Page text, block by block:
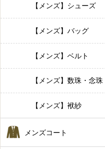
【メンズ】シューズ
【メンズ】バッグ
【メンズ】ベルト
【メンズ】数珠・念珠
【メンズ】袱紗
メンズコート